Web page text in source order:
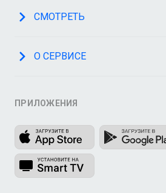
СМОТРЕТЬ
О СЕРВИСЕ
ПРИЛОЖЕНИЯ